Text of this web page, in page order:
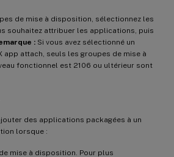
de mise à disposition, sélectionnez les
souhaitez attribuer les applications, puis
: Si vous avez sélectionné un
app attach, seuls les groupes de mise à
fonctionnel est 2106 ou ultérieur sont
des applications packagées à un
lorsque :
mise à disposition. Pour plus